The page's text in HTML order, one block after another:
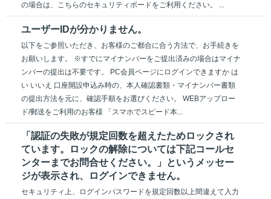
の場合は、こちらのセキュリティボードをご利用ください。 ...
ユーザーIDが分かりません。
以下をご参照いただき、お客様のご都合に合う方法で、お手続きを
お願いします。 ※すでにマイナンバーをご提出済みの場合はマイナ
ンバーの提出は不要です。 PC会員ページにログインできますか は
い いいえ 口座開設申込み時の、本人確認書類・マイナンバー書類
の提出方法を元に、確認手順をお選びください。 WEBアップロー
ド/郵送をご利用のお客様 「スマホでスピード本...
「認証の失敗が規定回数を超えたためロックされ
ています。ロックの解除については下記コールセ
ンターまでお問合せください。」というメッセー
ジが表示され、ログインできません。
セキュリティ上、ログインパスワードを規定回数以上間違えて入力